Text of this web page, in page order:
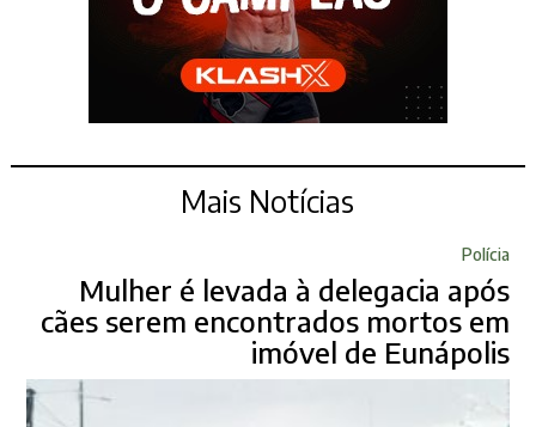
Mais Notícias
Polícia
Mulher é levada à delegacia após
cães serem encontrados mortos em
imóvel de Eunápolis